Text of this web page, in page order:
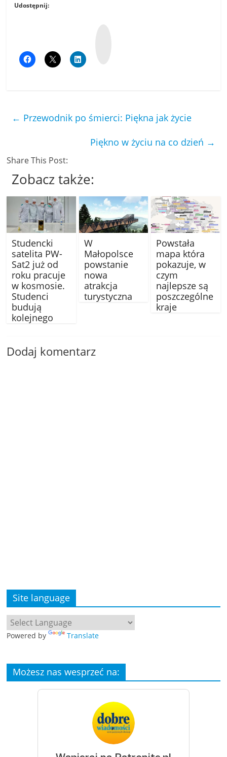
Udostępnij:
← Przewodnik po śmierci: Piękna jak życie
Piękno w życiu na co dzień →
Share This Post:
Zobacz także:
Studencki
satelita PW-
Sat2 już od
roku pracuje
w kosmosie.
Studenci
budują
kolejnego
W
Małopolsce
powstanie
nowa
atrakcja
turystyczna
Powstała
mapa która
pokazuje, w
czym
najlepsze są
poszczególne
kraje
Dodaj komentarz
Site language
Powered by Translate
Możesz nas wesprzeć na: